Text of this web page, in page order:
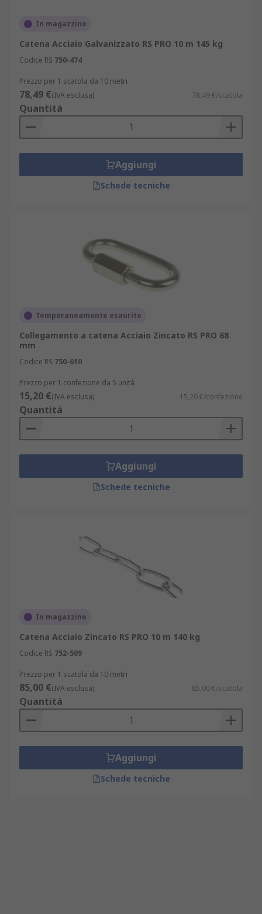
In magazzino
Catena Acciaio Galvanizzato RS PRO 10 m 145 kg
Codice RS 750-474
Prezzo per 1 scatola da 10 metri
78,49 €(IVA esclusa) 78,49 €/scatola
Quantità
Aggiungi
Schede tecniche
Temporaneamente esaurito
Collegamento a catena Acciaio Zincato RS PRO 68
mm
Codice RS 750-610
Prezzo per 1 confezione da 5 unità
15,20 €(IVA esclusa) 15,20 €/confezione
Quantità
Aggiungi
Schede tecniche
In magazzino
Catena Acciaio Zincato RS PRO 10 m 140 kg
Codice RS 752-509
Prezzo per 1 scatola da 10 metri
85,00 €(IVA esclusa) 85,00 €/scatola
Quantità
Aggiungi
Schede tecniche